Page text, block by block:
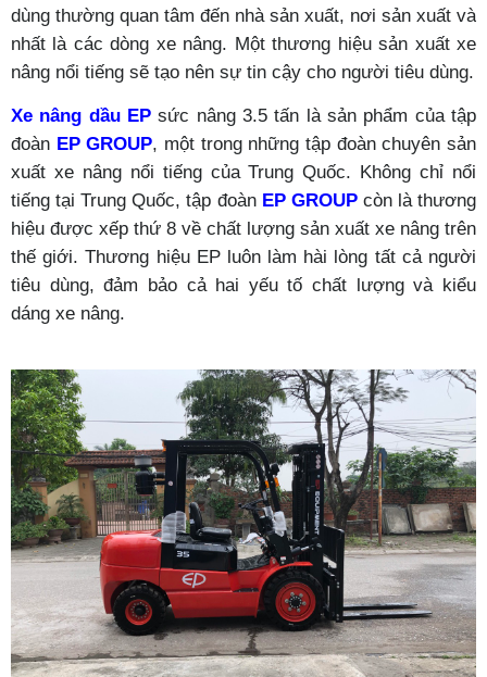
dùng thường quan tâm đến nhà sản xuất, nơi sản xuất và
nhất là các dòng xe nâng. Một thương hiệu sản xuất xe
nâng nổi tiếng sẽ tạo nên sự tin cậy cho người tiêu dùng.
Xe nâng dầu EP sức nâng 3.5 tấn là sản phẩm của tập
đoàn EP GROUP, một trong những tập đoàn chuyên sản
xuất xe nâng nổi tiếng của Trung Quốc. Không chỉ nổi
tiếng tại Trung Quốc, tập đoàn EP GROUPcòn là thương
hiệu được xếp thứ 8 về chất lượng sản xuất xe nâng trên
thế giới. Thương hiệu EP luôn làm hài lòng tất cả người
tiêu dùng, đảm bảo cả hai yếu tố chất lượng và kiểu
dáng xe nâng.